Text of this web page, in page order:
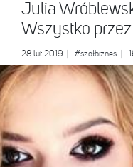
Julia
Wszystko
28 lut 2019 #szołbiznes |